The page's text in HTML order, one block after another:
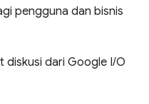
pengguna dan bisnis
diskusi dari Google I/O